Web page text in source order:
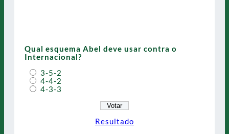
Qual esquema Abel deve usar contra o
Internacional?
3-5-2
4-4-2
4-3-3
Resultado